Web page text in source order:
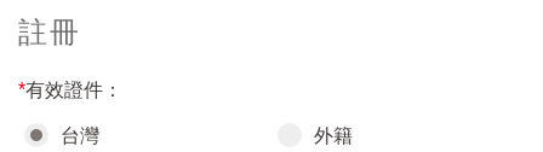
註冊
*有效證件：
台灣 外籍